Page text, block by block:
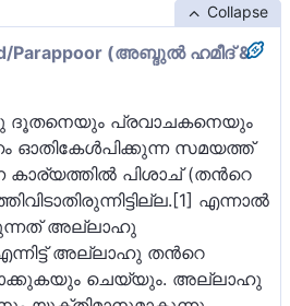
Collapse
Parappoor (അബ്ദുല്‍ ഹമീദ് &
ദൂതനെയും പ്രവാചകനെയും
ഓതികേള്‍പിക്കുന്ന സമയത്ത്
പിശാച് (തന്‍റെ
എന്നാല്‍
അല്ലാഹു
അല്ലാഹു തന്‍റെ
ചെയ്യും. അല്ലാഹു